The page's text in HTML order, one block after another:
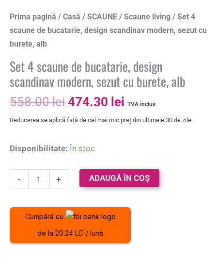
Prima pagină / Casă / SCAUNE / Scaune living / Set 4
scaune de bucatarie, design scandinav modern, sezut cu
burete, alb
Set 4 scaune de bucatarie, design
scandinav modern, sezut cu burete, alb
558.00lei 474.30 lei TVA inclus
Reducerea se aplică față de cel mai mic preț din ultimele 30 de zile
Disponibilitate: În stoc
- + ADAUGĂ ÎN COȘ
Cumpără cu
de la 20.24 LEI / lună